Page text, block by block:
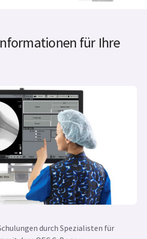
für Ihre
durch Spezialisten für